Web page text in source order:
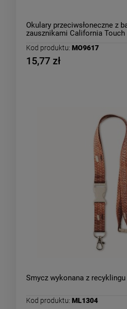
Okulary przeciwsłoneczne z
zausznikami California Touch
Kod produktu: MO9617
15,77 zł
Smycz wykonana z recyklingu
Kod produktu: ML1304